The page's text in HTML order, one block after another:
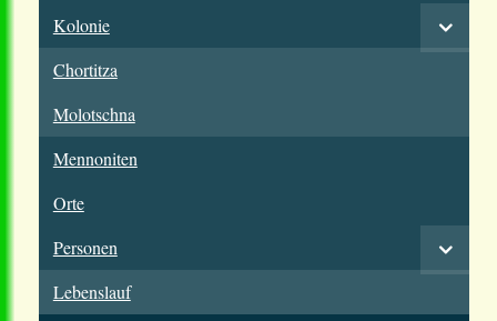
Kolonie
Chortitza
Molotschna
Mennoniten
Orte
Personen
Lebenslauf